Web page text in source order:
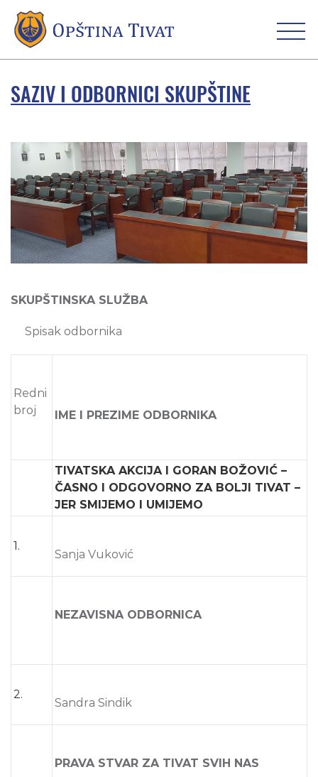
SAZIV I ODBORNICI SKUPŠTINE
SKUPŠTINSKA SLUŽBA
Spisak odbornika
Redni
broj
IME I PREZIME ODBORNIKA
TIVATSKA AKCIJA I GORAN BOŽOVIĆ –
ČASNO I ODGOVORNO ZA BOLJI TIVAT –
JER SMIJEMO I UMIJEMO
1.
Sanja Vuković
NEZAVISNA ODBORNICA
2.
Sandra Sindik
PRAVA STVAR ZA TIVAT SVIH NAS